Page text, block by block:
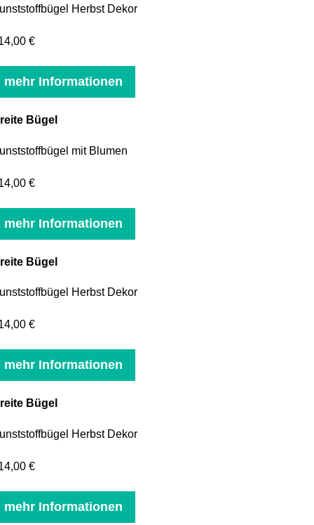
Herbst Dekor
€
mehr Informationen
Bügel
mit Blumen
€
mehr Informationen
Bügel
Herbst Dekor
€
mehr Informationen
Bügel
Herbst Dekor
€
mehr Informationen